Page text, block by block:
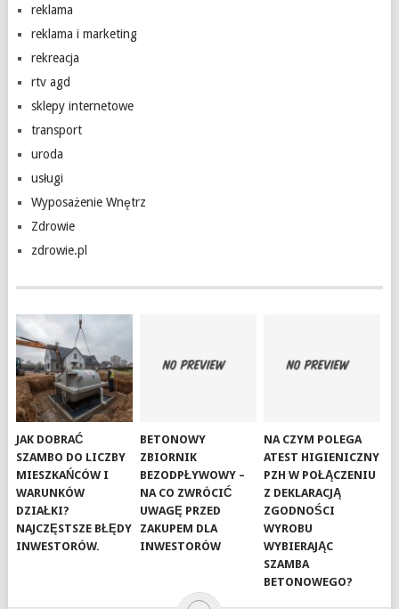
reklama
reklama i marketing
rekreacja
rtv agd
sklepy internetowe
transport
uroda
usługi
Wyposażenie Wnętrz
Zdrowie
zdrowie.pl
JAK DOBRAĆ
SZAMBO DO LICZBY
MIESZKAŃCÓW I
WARUNKÓW
DZIAŁKI?
NAJCZĘSTSZE BŁĘDY
INWESTORÓW.
BETONOWY
ZBIORNIK
BEZODPŁYWOWY –
NA CO ZWRÓCIĆ
UWAGĘ PRZED
ZAKUPEM DLA
INWESTORÓW
NA CZYM POLEGA
ATEST HIGIENICZNY
PZH W POŁĄCZENIU
Z DEKLARACJĄ
ZGODNOŚCI
WYROBU
WYBIERAJĄC
SZAMBA
BETONOWEGO?